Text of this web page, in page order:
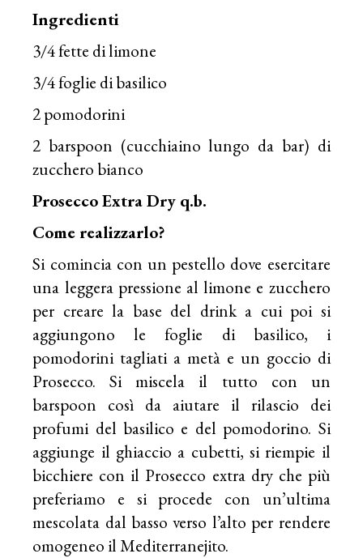
Ingredienti
3/4 fette di limone
3/4 foglie di basilico
2 pomodorini
2 barspoon (cucchiaino lungo da bar) di
zucchero bianco
Prosecco Extra Dry q.b.
Come realizzarlo?
Si comincia con un pestello dove esercitare
una leggera pressione al limone e zucchero
per creare la base del drink a cui poi si
aggiungono le foglie di basilico, i
pomodorini tagliati a metà e un goccio di
Prosecco. Si miscela il tutto con un
barspoon così da aiutare il rilascio dei
profumi del basilico e del pomodorino. Si
aggiunge il ghiaccio a cubetti, si riempie il
bicchiere con il Prosecco extra dry che più
preferiamo e si procede con un’ultima
mescolata dal basso verso l’alto per rendere
omogeneo il Mediterranejito.